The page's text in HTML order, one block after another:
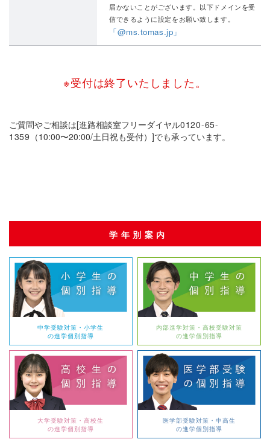
届かないことがございます。以下ドメインを受
信できるように設定をお願い致します。
「@ms.tomas.jp」
※受付は終了いたしました。
ご質問やご相談は[進路相談室フリーダイヤル0120-65-
1359 （10:00〜20:00/土日祝も受付）]でも承っています。
学年別案内
中学受験対策・小学生
の進学個別指導
内部進学対策・高校受験対策
の進学個別指導
大学受験対策・高校生
の進学個別指導
医学部受験対策・中高生
の進学個別指導